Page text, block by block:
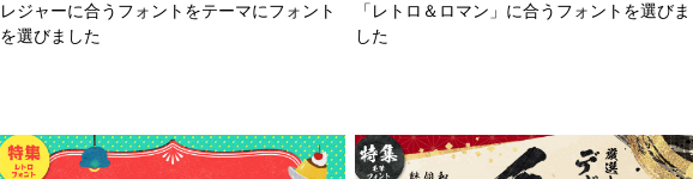
レジャーに合うフォントをテーマにフォント
を選びました
「レトロ＆ロマン」に合うフォントを選びま
した